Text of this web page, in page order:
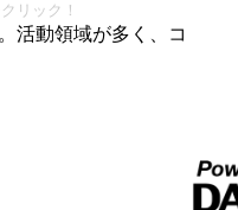
リック！
活動領域が多く、コ